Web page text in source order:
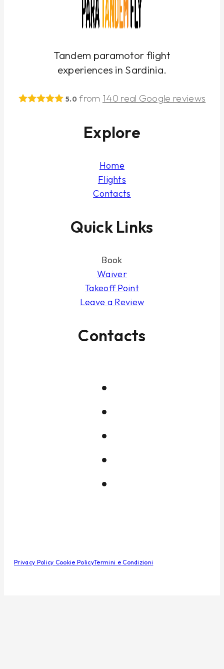
Tandem paramotor flight
experiences in Sardinia.
5.0 from 140 real Google reviews
Explore
Home
Flights
Contacts
Quick Links
Book
Waiver
Takeoff Point
Leave a Review
Contacts
Privacy Policy Cookie PolicyTermini e Condizioni